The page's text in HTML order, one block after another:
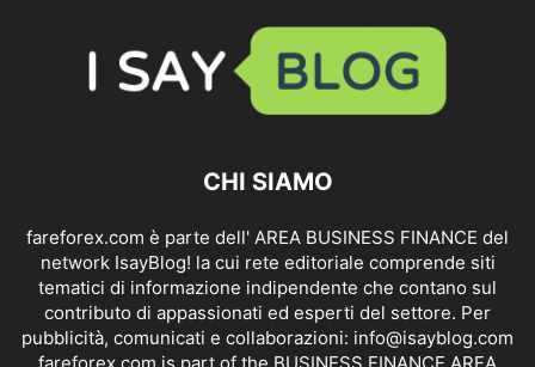
CHI SIAMO
fareforex.com è parte dell' AREA BUSINESS FINANCE del
network IsayBlog! la cui rete editoriale comprende siti
tematici di informazione indipendente che contano sul
contributo di appassionati ed esperti del settore. Per
pubblicità, comunicati e collaborazioni: info@isayblog.com